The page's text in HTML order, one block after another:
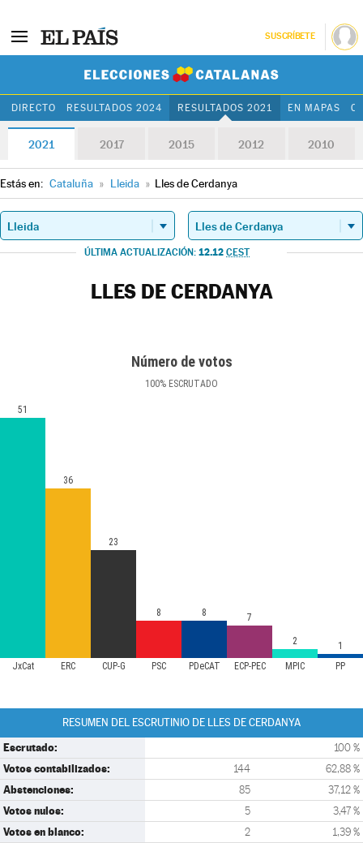
SUSCRÍBETE
DIRECTO RESULTADOS 2024 RESULTADOS 2021 EN MAPAS
2021 2017 2015 2012 2010
Estás en: Cataluña » Lleida » Lles de Cerdanya
ÚLTIMA ACTUALIZACIÓN: 12.12 CEST
LLES DE CERDANYA
Número de votos
100% ESCRUTADO
JxCat ERC CUP-G PSC PDeCAT ECP-PEC MPIC PP
51
36
23
8 8 7
2 1
RESUMEN DEL ESCRUTINIO DE LLES DE CERDANYA
Escrutado: 100 %
Votos contabilizados: 144 62,88 %
Abstenciones: 85 37,12 %
Votos nulos: 5 3,47 %
Votos en blanco: 2 1,39 %